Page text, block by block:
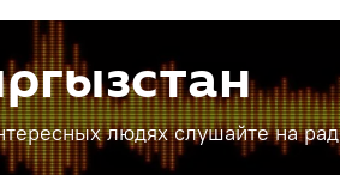
людях слушайте на